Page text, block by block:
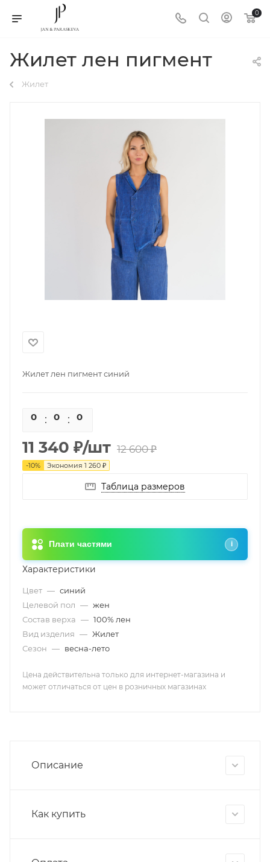
0
Жилет лен пигмент
Жилет
Жилет лен пигмент синий
0 0 0
11 340 ₽/шт 12 600₽
-10% Экономия 1 260 ₽
Таблица размеров
Плати частями i
Характеристики
Цвет — синий
Целевой пол — жен
Состав верха — 100% лен
Вид изделия — Жилет
Сезон — весна-лето
Цена действительна только для интернет-магазина и
может отличаться от цен в розничных магазинах
Описание
Как купить